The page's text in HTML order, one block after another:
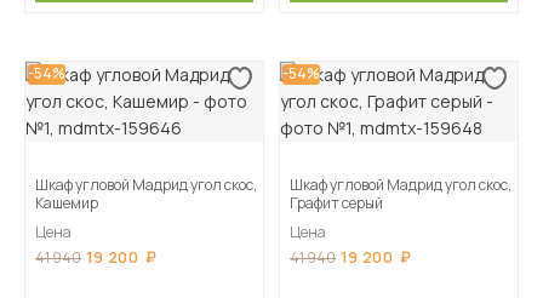
-54%
Шкаф угловой Мадрид угол скос,
Кашемир
Цена
41 940 19 200
-54%
Шкаф угловой Мадрид угол скос,
Графит серый
Цена
41 940 19 200